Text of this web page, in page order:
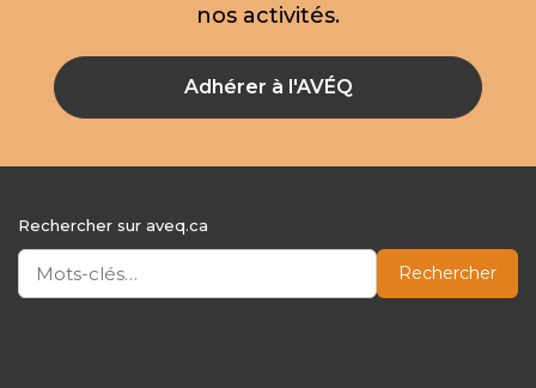
nos activités.
Adhérer à l'AVÉQ
Rechercher sur aveq.ca
Rechercher